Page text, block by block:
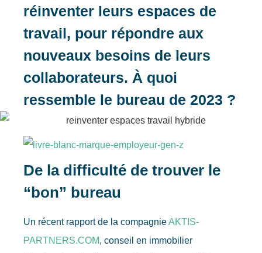
réinventer leurs espaces de
travail, pour répondre aux
nouveaux besoins de leurs
collaborateurs. À quoi
ressemble le bureau de 2023 ?
De la difficulté de trouver le
“bon” bureau
Un récent rapport de la compagnieAKTIS-
PARTNERS.COM, conseil en immobilier